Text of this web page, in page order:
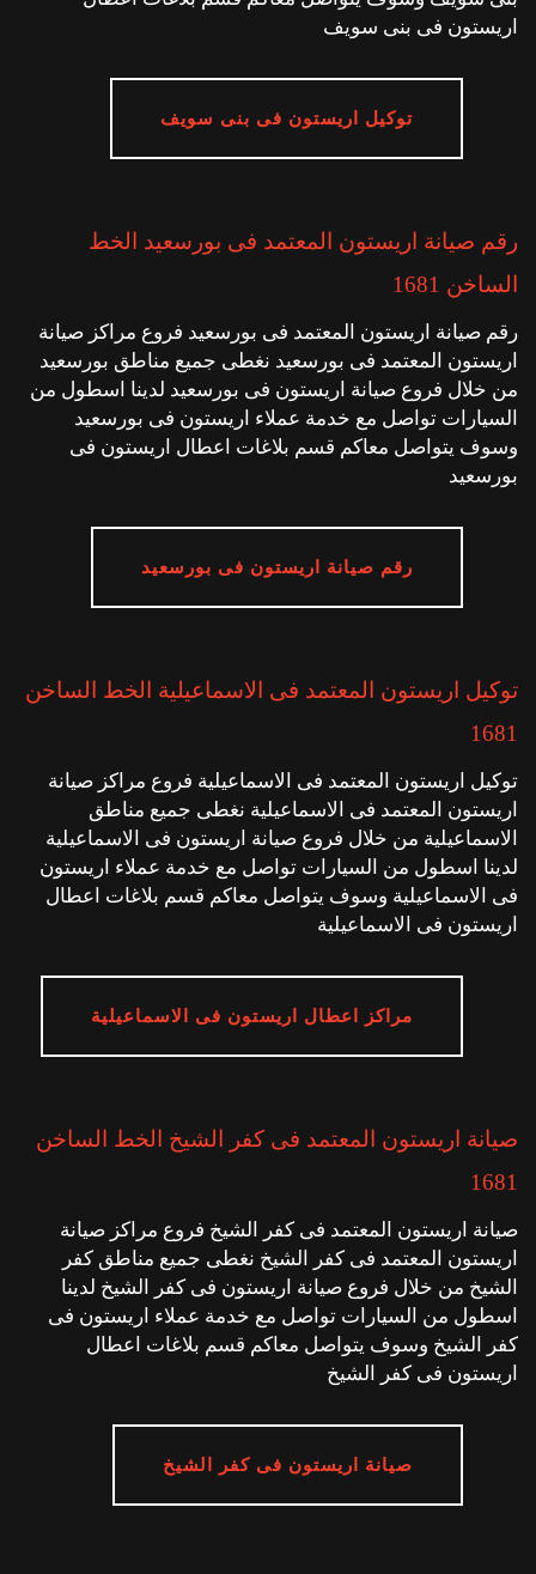
اريستون فى بنى سويف
توكيل اريستون فى بنى سويف
رقم صيانة اريستون المعتمد فى بورسعيد الخط
الساخن 1681
رقم صيانة اريستون المعتمد فى بورسعيد فروع مراكز صيانة
اريستون المعتمد فى بورسعيد نغطى جميع مناطق بورسعيد
من خلال فروع صيانة اريستون فى بورسعيد لدينا اسطول من
السيارات تواصل مع خدمة عملاء اريستون فى بورسعيد
وسوف يتواصل معاكم قسم بلاغات اعطال اريستون فى
بورسعيد
رقم صيانة اريستون فى بورسعيد
توكيل اريستون المعتمد فى الاسماعيلية الخط الساخن
1681
توكيل اريستون المعتمد فى الاسماعيلية فروع مراكز صيانة
اريستون المعتمد فى الاسماعيلية نغطى جميع مناطق
الاسماعيلية من خلال فروع صيانة اريستون فى الاسماعيلية
لدينا اسطول من السيارات تواصل مع خدمة عملاء اريستون
فى الاسماعيلية وسوف يتواصل معاكم قسم بلاغات اعطال
اريستون فى الاسماعيلية
مراكز اعطال اريستون فى الاسماعيلية
صيانة اريستون المعتمد فى كفر الشيخ الخط الساخن
1681
صيانة اريستون المعتمد فى كفر الشيخ فروع مراكز صيانة
اريستون المعتمد فى كفر الشيخ نغطى جميع مناطق كفر
الشيخ من خلال فروع صيانة اريستون فى كفر الشيخ لدينا
اسطول من السيارات تواصل مع خدمة عملاء اريستون فى
كفر الشيخ وسوف يتواصل معاكم قسم بلاغات اعطال
اريستون فى كفر الشيخ
صيانة اريستون فى كفر الشيخ